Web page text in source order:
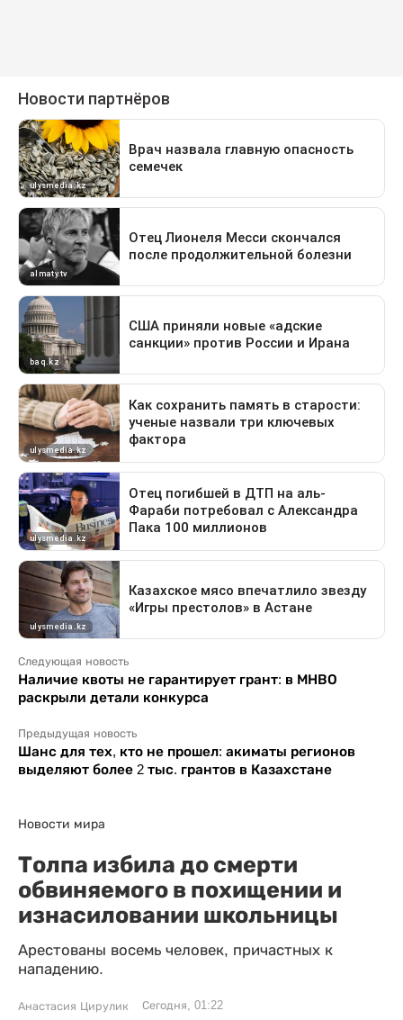
Следующая новость
Наличие квоты не гарантирует грант: в МНВО
раскрыли детали конкурса
Предыдущая новость
Шанс для тех, кто не прошел: акиматы регионов
выделяют более 2 тыс. грантов в Казахстане
Новости мира
Толпа избила до смерти
обвиняемого в похищении и
изнасиловании школьницы
Арестованы восемь человек, причастных к
нападению.
Анастасия Цирулик Сегодня, 01:22